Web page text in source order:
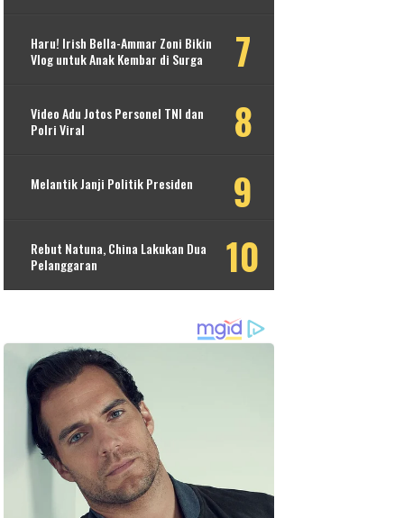
Haru! Irish Bella-Ammar Zoni Bikin
Vlog untuk Anak Kembar di Surga
Video Adu Jotos Personel TNI dan
Polri Viral
Melantik Janji Politik Presiden
Rebut Natuna, China Lakukan Dua
Pelanggaran